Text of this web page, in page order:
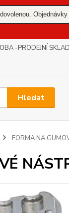
-PRODEJNÍ SKLAD
Hledat
FORMA NA